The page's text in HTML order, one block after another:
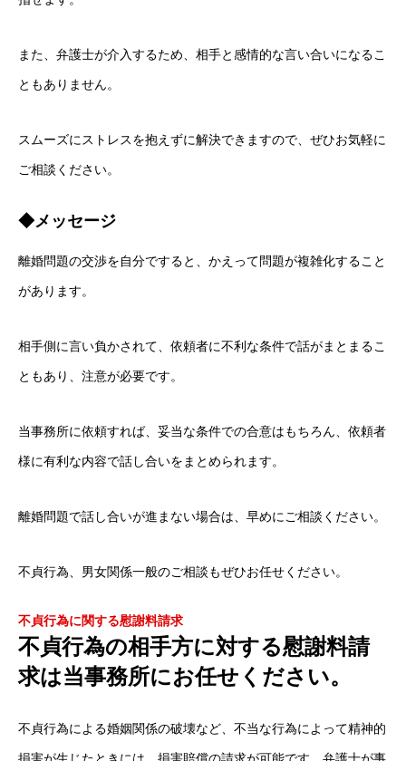
プロフィール
お問い合わせ プライバシーポリシー サイトマップ ホーム
また、弁護士が介入するため、相手と感情的な言い合いになるこ
ともありません。
スムーズにストレスを抱えずに解決できますので、ぜひお気軽に
ご相談ください。
◆メッセージ
離婚問題の交渉を自分ですると、かえって問題が複雑化すること
があります。
相手側に言い負かされて、依頼者に不利な条件で話がまとまるこ
ともあり、注意が必要です。
当事務所に依頼すれば、妥当な条件での合意はもちろん、依頼者
様に有利な内容で話し合いをまとめられます。
離婚問題で話し合いが進まない場合は、早めにご相談ください。
不貞行為、男女関係一般のご相談もぜひお任せください。
不貞行為に関する慰謝料請求
不貞行為の相手方に対する慰謝料請
求は当事務所にお任せください。
不貞行為による婚姻関係の破壊など、不当な行為によって精神的